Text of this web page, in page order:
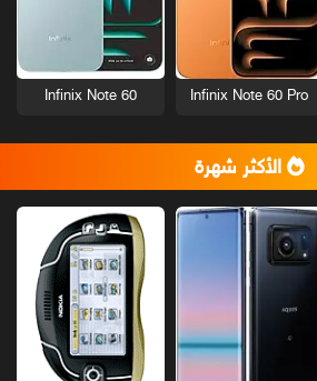
Infinix Note 60 Pro
Infinix Note 60
الأكثر شهرة